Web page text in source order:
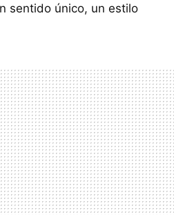
sentido único, un estilo